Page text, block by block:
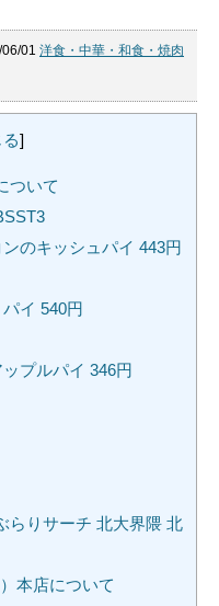
01 洋食・中華・和食・焼肉
]
ついて
のキッシュパイ 443円
イ 540円
プルパイ 346円
らりサーチ 北大界隈 北
本店について